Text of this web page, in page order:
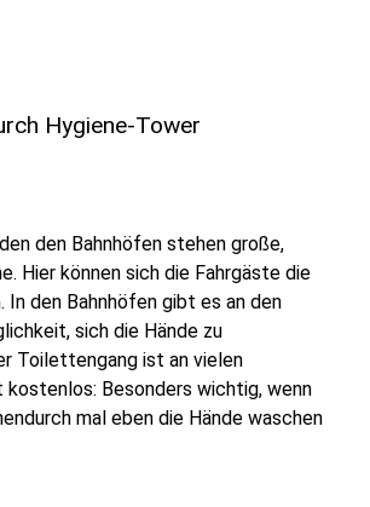
Hygiene-Tower
den Bahnhöfen stehen große,
Hier können sich die Fahrgäste die
In den Bahnhöfen gibt es an den
sich die Hände zu
Toilettengang ist an vielen
kostenlos: Besonders wichtig, wenn
mal eben die Hände waschen